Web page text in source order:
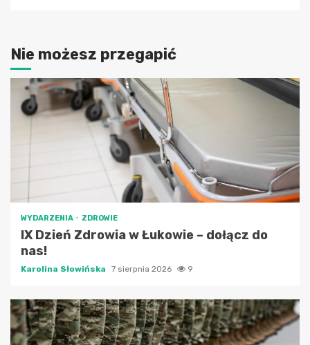
Nie możesz przegapić
WYDARZENIA ZDROWIE
IX Dzień Zdrowia w Łukowie – dołącz do
nas!
Karolina Słowińska 7 sierpnia 2026 9